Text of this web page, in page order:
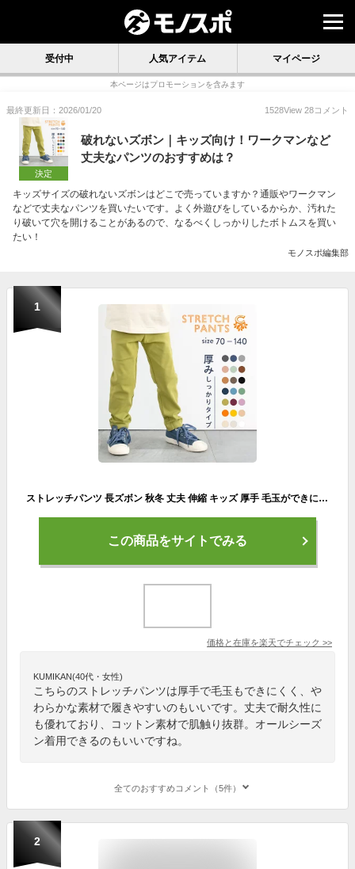
受付中 人気アイテム マイページ
本ページはプロモーションを含みます
最終更新日：2026/01/20 1528View 28コメント
決定
破れないズボン｜キッズ向け！ワークマンなど
丈夫なパンツのおすすめは？
キッズサイズの破れないズボンはどこで売っていますか？通販やワークマン
などで丈夫なパンツを買いたいです。よく外遊びをしているからか、汚れた
り破いて穴を開けることがあるので、なるべくしっかりしたボトムスを買い
たい！
モノスポ編集部
1
ストレッチパンツ 長ズボン 秋冬 丈夫 伸縮 キッズ 厚手 毛玉ができにくい 子供服 女の子 男の子 無地 コットン 70 80 90 100 110 120 130 140 子ども服 保育園 小学校 ボトムス ストレッチロングパンツ
この商品をサイトでみる
価格と在庫を楽天でチェック >>
KUMIKAN(40代・女性)
こちらのストレッチパンツは厚手で毛玉もできにくく、や
わらかな素材で履きやすいのもいいです。丈夫で耐久性に
も優れており、コットン素材で肌触り抜群。オールシーズ
ン着用できるのもいいですね。
全てのおすすめコメント（5件）
2